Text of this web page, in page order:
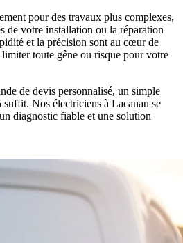
pour des travaux plus complexes,
de votre installation ou la réparation
et la précision sont au cœur de
toute gêne ou risque pour votre
de devis personnalisé, un simple
Nos électriciens à Lacanau se
diagnostic fiable et une solution